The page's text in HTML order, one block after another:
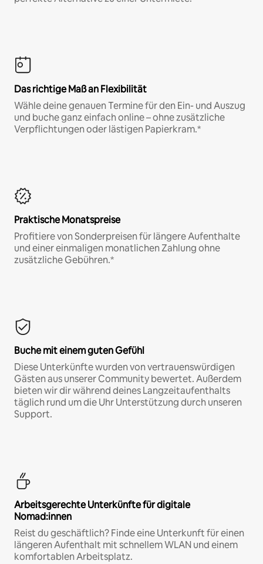
Das richtige Maß an Flexibilität
Wähle deine genauen Termine für den Ein- und Auszug
und buche ganz einfach online – ohne zusätzliche
Verpflichtungen oder lästigen Papierkram.*
Praktische Monatspreise
Profitiere von Sonderpreisen für längere Aufenthalte
und einer einmaligen monatlichen Zahlung ohne
zusätzliche Gebühren.*
Buche mit einem guten Gefühl
Diese Unterkünfte wurden von vertrauenswürdigen
Gästen aus unserer Community bewertet. Außerdem
bieten wir dir während deines Langzeitaufenthalts
täglich rund um die Uhr Unterstützung durch unseren
Support.
Arbeitsgerechte Unterkünfte für digitale
Nomad:innen
Reist du geschäftlich? Finde eine Unterkunft für einen
längeren Aufenthalt mit schnellem WLAN und einem
komfortablen Arbeitsplatz.